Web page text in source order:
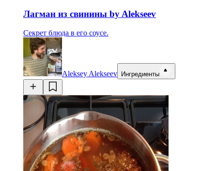
Лагман из свинины by Alekseev
Секрет блюда в его соусе.
Aleksey Alekseev Ингредиенты